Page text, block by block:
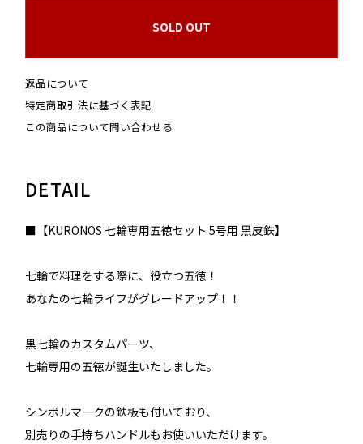
SOLD OUT
返品について
特定商取引法に基づく表記
この商品について問い合わせる
DETAIL
■【KURONOS 七輪専用五徳セット 5号用 黒皮鉄】
七輪で料理をする際に、役立つ五徳！
あなたの七輪ライフがグレードアップ！！
黒七輪のカスタムパーツ、
七輪専用の五徳が誕生いたしました。
シンボルマークの鉄板も付いており、
別売りの手持ちハンドルもお使いいただけます。